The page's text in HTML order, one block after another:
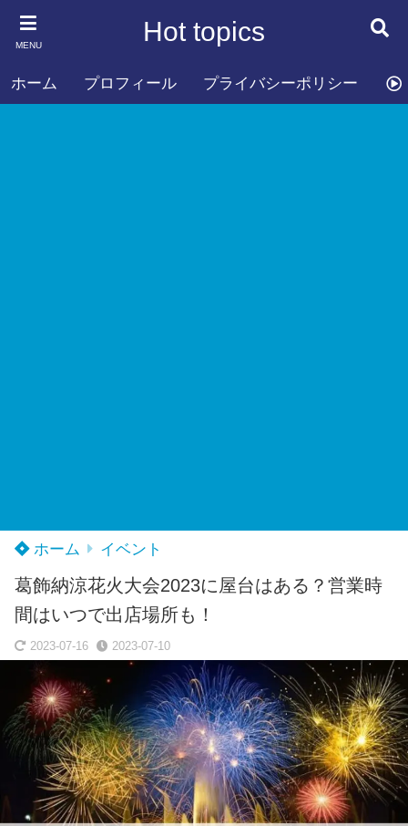
MENU Hot topics
ホーム プロフィール プライバシーポリシー お
ホーム イベント
葛飾納涼花火大会2023に屋台はある？営業時
間はいつで出店場所も！
2023-07-16 2023-07-10